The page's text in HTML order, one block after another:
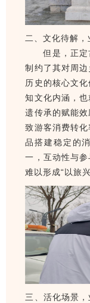
二、文化待解
但是，正
制约了其对周
历史的核心文
知文化内涵，
遗传承的赋能
致游客消费转
品搭建稳定的
一，互动性与
难以形成“以旅
三、活化场景